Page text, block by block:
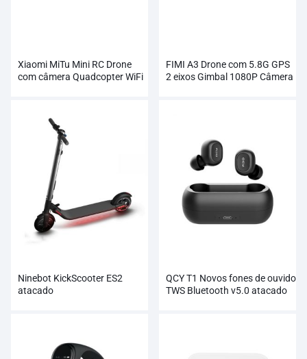
Xiaomi MiTu Mini RC Drone
com câmera Quadcopter WiFi
FIMI A3 Drone com 5.8G GPS
2 eixos Gimbal 1080P Câmera
Ninebot KickScooter ES2
atacado
QCY T1 Novos fones de ouvido
TWS Bluetooth v5.0 atacado